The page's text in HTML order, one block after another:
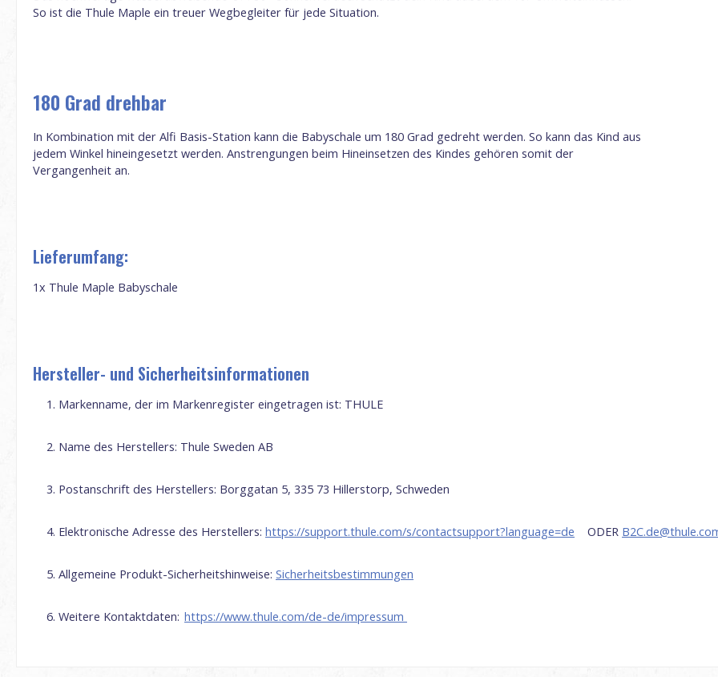
So ist die Thule Maple ein treuer Wegbegleiter für jede Situation.
180 Grad drehbar
In Kombination mit der Alfi Basis-Station kann die Babyschale um 180 Grad gedreht werden. So kann das Kind aus
jedem Winkel hineingesetzt werden. Anstrengungen beim Hineinsetzen des Kindes gehören somit der
Vergangenheit an.
Lieferumfang:
1x Thule Maple Babyschale
Hersteller- und Sicherheitsinformationen
Markenname, der im Markenregister eingetragen ist: THULE
Name des Herstellers: Thule Sweden AB
Postanschrift des Herstellers: Borggatan 5, 335 73 Hillerstorp, Schweden
Elektronische Adresse des Herstellers: https://support.thule.com/s/contactsupport?language=de ODER
Allgemeine Produkt-Sicherheitshinweise: Sicherheitsbestimmungen
Weitere Kontaktdaten: https://www.thule.com/de-de/impressum